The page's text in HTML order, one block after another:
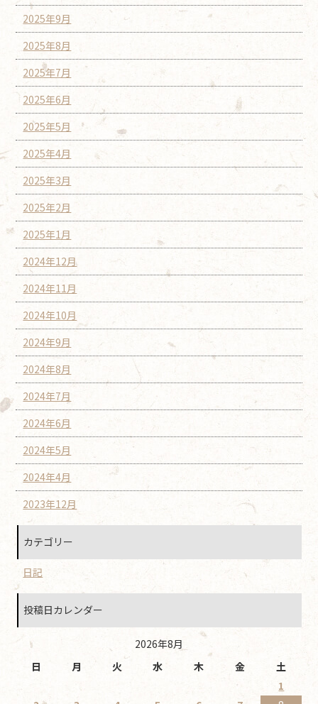
2025年9月
2025年8月
2025年7月
2025年6月
2025年5月
2025年4月
2025年3月
2025年2月
2025年1月
2024年12月
2024年11月
2024年10月
2024年9月
2024年8月
2024年7月
2024年6月
2024年5月
2024年4月
2023年12月
カテゴリー
日記
投稿日カレンダー
2026年8月
日
月 火 水 木 金
土
1